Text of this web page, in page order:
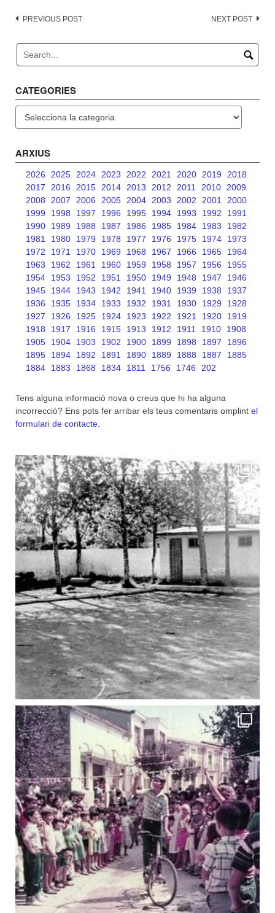
Post
PREVIOUS POST NEXT POST
CATEGORIES
ARXIUS
2026 2025 2024 2023 2022 2021 2020 2019
2018
2017
2016 2015 2014 2013 2012 2011 2010
2009
2008
2007 2006 2005 2004 2003 2002 2001
2000
1999
1998 1997 1996 1995 1994 1993 1992
1991
1990
1989 1988 1987 1986 1985 1984 1983
1982
1981
1980 1979 1978 1977 1976 1975 1974
1973
1972
1971 1970 1969 1968 1967 1966 1965
1964
1963
1962 1961 1960 1959 1958 1957 1956
1955
1954
1953 1952 1951 1950 1949 1948 1947
1946
1945
1944 1943 1942 1941 1940 1939 1938
1937
1936
1935 1934 1933 1932 1931 1930 1929
1928
1927
1926 1925 1924 1923 1922 1921 1920
1919
1918
1917 1916 1915 1913 1912 1911 1910
1908
1905
1904 1903 1902 1900 1899 1898 1897
1896
1895
1894 1892 1891 1890 1889 1888 1887
1885
1884
1883 1868 1834 1811 1756 1746 202
Tens alguna informació nova o creus que hi ha alguna
incorrecció? Ens pots fer arribar els teus comentaris omplint el
formulari de contacte